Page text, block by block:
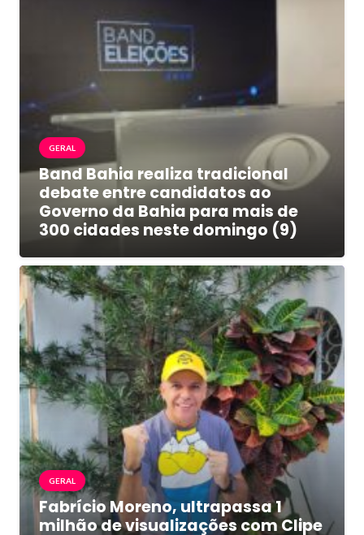
GERAL
Band Bahia realiza tradicional
debate entre candidatos ao
Governo da Bahia para mais de
300 cidades neste domingo (9)
GERAL
Fabrício Moreno, ultrapassa 1
milhão de visualizações com Clipe